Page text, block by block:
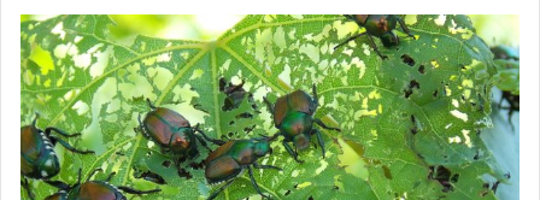
omogočajo hitro razmnoževanje in skrivanje v domu.